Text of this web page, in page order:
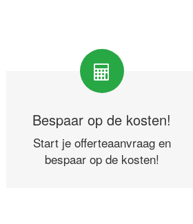
Bespaar op de kosten!
Start je offerteaanvraag en
bespaar op de kosten!